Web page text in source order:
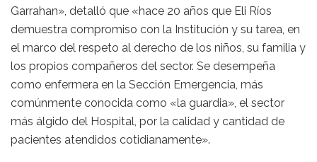
Garrahan», detalló que «hace 20 años que Eli Ríos
demuestra compromiso con la Institución y su tarea, en
el marco del respeto al derecho de los niños, su familia y
los propios compañeros del sector. Se desempeña
como enfermera en la Sección Emergencia, más
comúnmente conocida como «la guardia», el sector
más álgido del Hospital, por la calidad y cantidad de
pacientes atendidos cotidianamente».